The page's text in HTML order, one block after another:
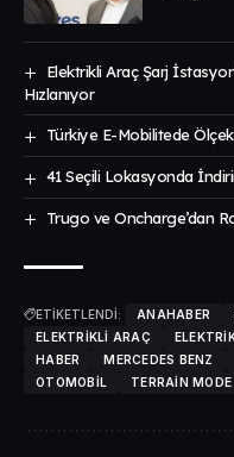
Elektrikli Araç Şarj
Hızlanıyor
Türkiye E-Mobilitede
41 Seçili Lokasyonda
Trugo ve Oncharge’dan
ETİKETLENDİ: ANAHABER
ELEKTRIKLI ARAÇ
HABER
MERCEDES BENZ
OTOMOBIL
TERRAIN MODE